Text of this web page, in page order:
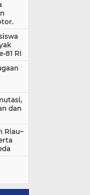
81 RI
dan
Riau–